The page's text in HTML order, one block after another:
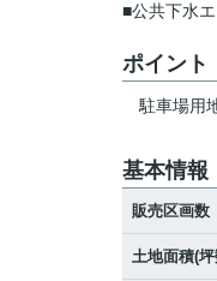
■公共下水
ポイント
駐車場用
基本情報
販売区画数
土地面積(